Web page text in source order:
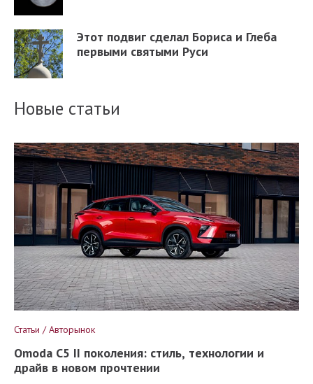
Этот подвиг сделал Бориса и Глеба
первыми святыми Руси
Новые статьи
Статьи / Авторынок
Omoda C5 II поколения: стиль, технологии и
драйв в новом прочтении